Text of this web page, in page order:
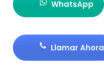
WhatsApp
Llamar Ahora